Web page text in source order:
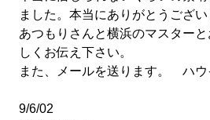
ました。本当にありがとうござい
あつもりさんと横浜のマスター
しくお伝え下さい。
また、メールを送ります。 ハウ
9/6/02